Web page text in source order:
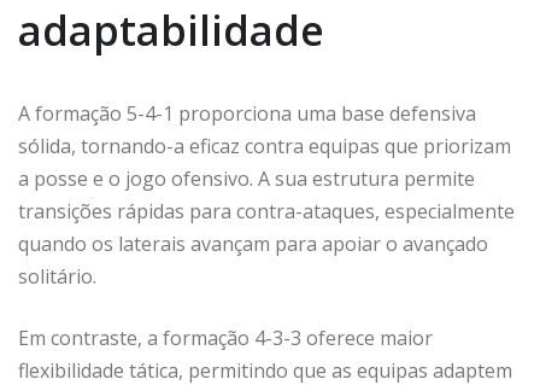
adaptabilidade
A formação 5-4-1 proporciona uma base defensiva
sólida, tornando-a eficaz contra equipas que priorizam
a posse e o jogo ofensivo. A sua estrutura permite
transições rápidas para contra-ataques, especialmente
quando os laterais avançam para apoiar o avançado
solitário.
Em contraste, a formação 4-3-3 oferece maior
flexibilidade tática, permitindo que as equipas adaptem